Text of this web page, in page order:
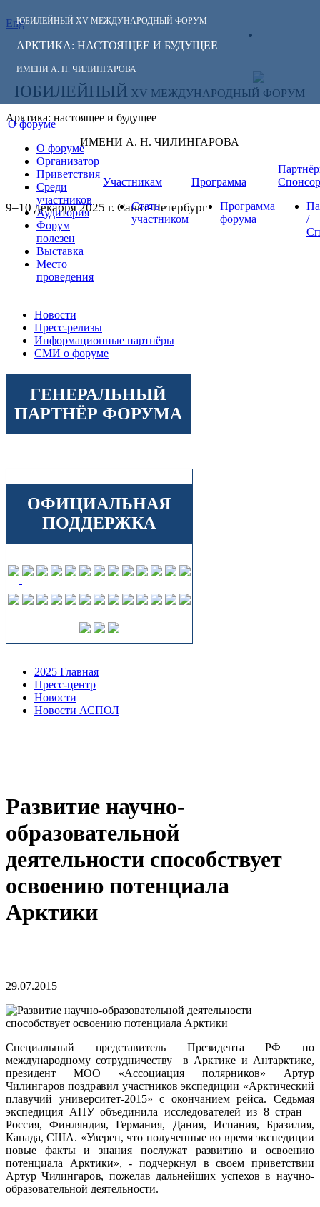
ЮБИЛЕЙНЫЙ XV МЕЖДУНАРОДНЫЙ ФОРУМ
АРКТИКА: НАСТОЯЩЕЕ И БУДУЩЕЕ
ИМЕНИ А. Н. ЧИЛИНГАРОВА
Eng
СЛЕДИТЕ ЗА
НОВОСТЯМИ
ФОРУМА:
ЮБИЛЕЙНЫЙ XV МЕЖДУНАРОДНЫЙ ФОРУМ
Арктика: настоящее и будущее
ИМЕНИ А. Н. ЧИЛИНГАРОВА
9–10 декабря 2025 г. Санкт-Петербург
О форуме
О форуме
Организатор
Приветствия
Среди
участников
Аудитория
Форум
полезен
Выставка
Место
проведения
Участникам
Стать
участником
Программа
Программа
форума
/
Новости
Пресс-релизы
Информационные партнёры
СМИ о форуме
ГЕНЕРАЛЬНЫЙ
ПАРТНЁР ФОРУМА
ОФИЦИАЛЬНАЯ
ПОДДЕРЖКА
2025 Главная
Пресс-центр
Новости
Новости АСПОЛ
Развитие научно-
образовательной
деятельности способствует
освоению потенциала
Арктики
29.07.2015
Специальный представитель Президента РФ по
международному сотрудничеству в Арктике и Антарктике,
президент МОО «Ассоциация полярников» Артур
Чилингаров поздравил участников экспедиции «Арктический
плавучий университет-2015» с окончанием рейса. Седьмая
экспедиция АПУ объединила исследователей из 8 стран –
Россия, Финляндия, Германия, Дания, Испания, Бразилия,
Канада, США. «Уверен, что полученные во время экспедиции
новые факты и знания послужат развитию и освоению
потенциала Арктики», - подчеркнул в своем приветствии
Артур Чилингаров, пожелав дальнейших успехов в научно-
образовательной деятельности.